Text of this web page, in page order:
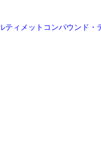
ィメットコンパウンド・